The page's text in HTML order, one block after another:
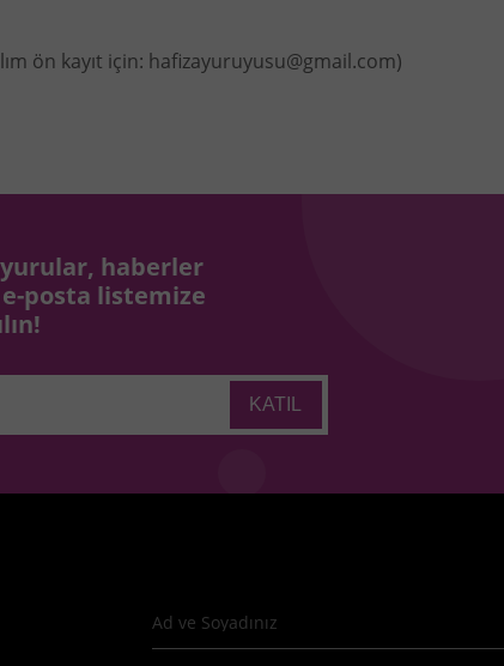
ön kayıt için: hafizayuruyusu@gmail.com)
haberler
posta listemize